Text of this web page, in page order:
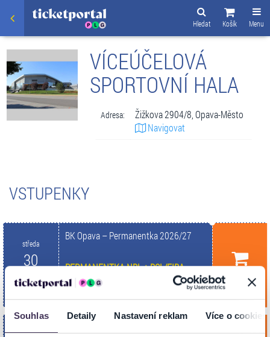
Souhlas Detaily Nastavení reklam Více o cookies
Menu
Košík
Hledat
VÍCEÚČELOVÁ
SPORTOVNÍ HALA
Adresa:
Žižkova 2904/8, Opava-Město
Navigovat
VSTUPENKY
středa
30
20:00
BK Opava – Permanentka 2026/27
PERMANENTKA NBL + BCL/FIBA
Víceúčelová sportovní hala